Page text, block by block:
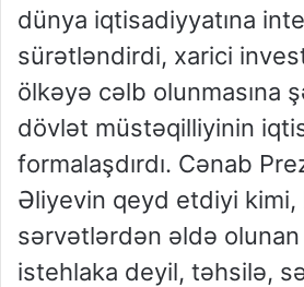
dünya iqtisadiyyatına
sürətləndirdi, xarici
ölkəyə cəlb olunmasına
dövlət müstəqilliyinin
formalaşdırdı. Cənab
Əliyevin qeyd etdiyi kimi,
sərvətlərdən əldə
istehlaka deyil, təhsilə,